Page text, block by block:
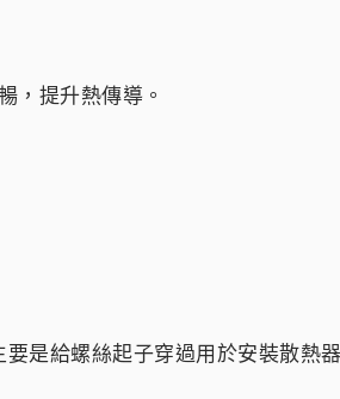
，提升熱傳導。
是給螺絲起子穿過用於安裝散熱